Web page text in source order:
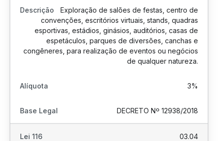
Exploração de salões de festas, centro de
convenções, escritórios virtuais, stands, quadras
esportivas, estádios, ginásios, auditórios, casas de
espetáculos, parques de diversões, canchas e
congêneres, para realização de eventos ou negócios
de qualquer natureza.
3%
DECRETO Nº 12938/2018
03.04